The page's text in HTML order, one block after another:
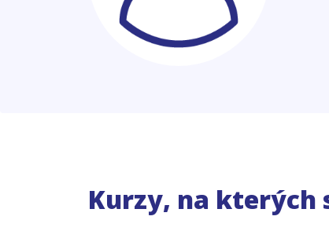
Kurzy, na kterých